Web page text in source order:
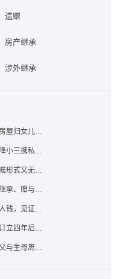
遗赠
房产继承
涉外继承
福州律师蔡思斌评析：离婚协议约定房屋归女儿所有，父亲去世后继母能否拒绝过户？
福州律师蔡思斌评析：丈夫离世后天降小三携私生子争遗产，法院正义判决保住原配80%份额！
福州律师蔡思斌评析：录音不具备遗嘱形式又无法证明赠与意愿——法院：按法定继承处理
福州律师蔡思斌解答：变天了：福州继承、赠与房产转让要收20%个税？福州国税官方回复来了！
福州律师蔡思斌评析：见证人欠继承人钱，见证遗嘱还有效吗？
福州律师蔡思斌评析：遗赠抚养协议订立四年后丧失民事行为能力，协议有效吗？
福州律师蔡思斌评析：二审改判！继父与生母离婚后，曾受其抚养的继子女是否仍享有继承权？